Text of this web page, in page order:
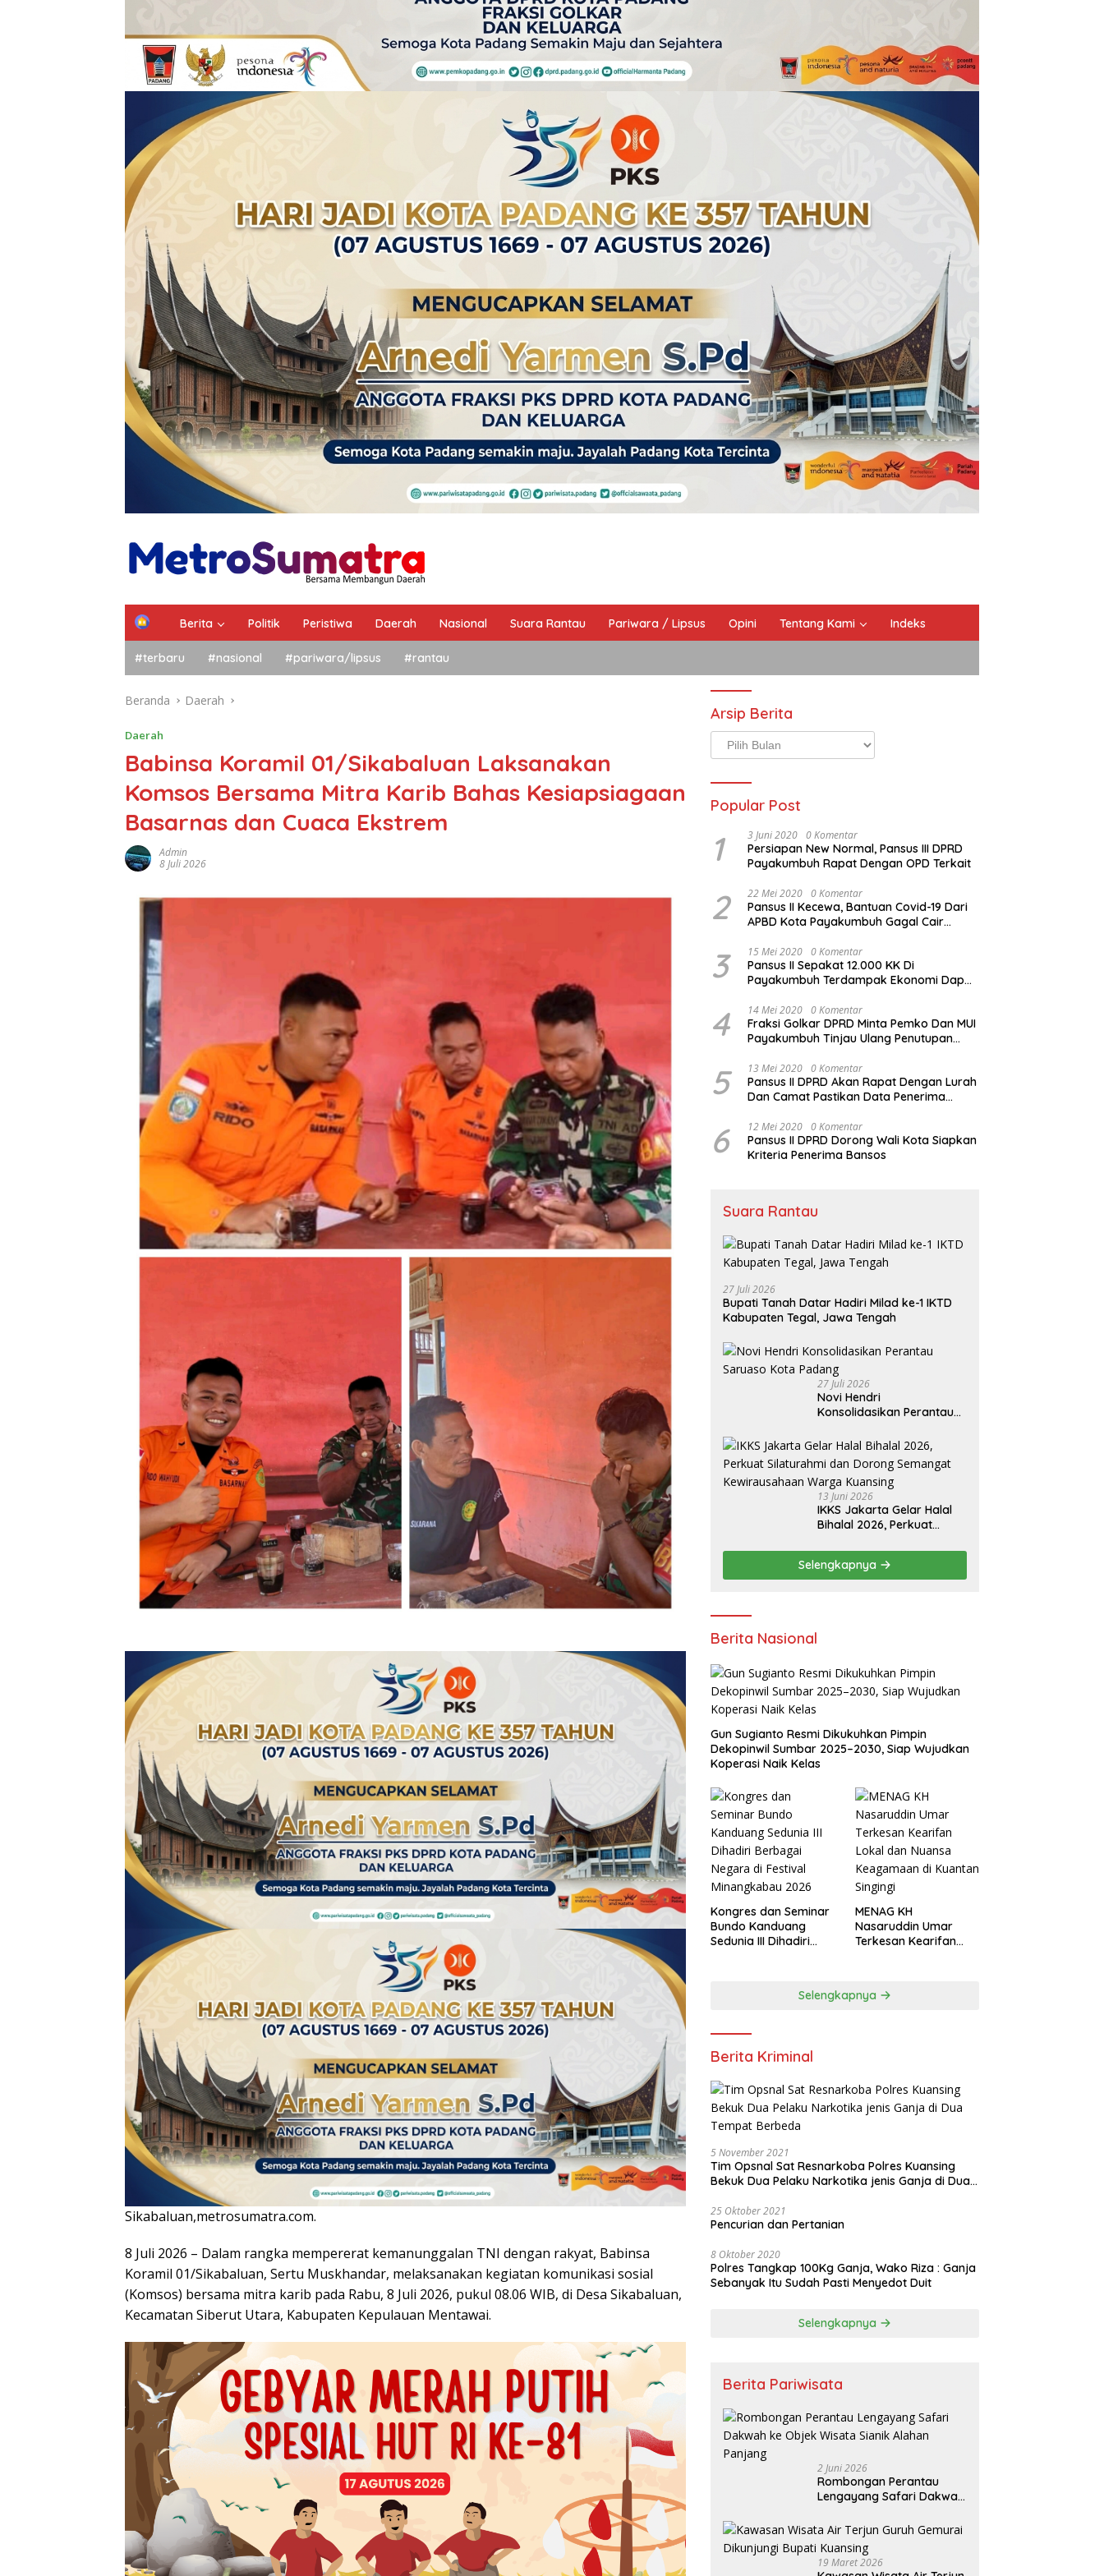
Berita Politik Peristiwa Daerah Nasional Suara Rantau Pariwara / Lipsus Opini Tentang Kami Indeks
#terbaru #nasional #pariwara/lipsus #rantau
Beranda Daerah
Daerah
Babinsa Koramil 01/Sikabaluan Laksanakan
Komsos Bersama Mitra Karib Bahas Kesiapsiagaan
Basarnas dan Cuaca Ekstrem
Admin
8 Juli 2026
Sikabaluan,metrosumatra.com.
8 Juli 2026 – Dalam rangka mempererat kemanunggalan TNI dengan rakyat, Babinsa
Koramil 01/Sikabaluan, Sertu Muskhandar, melaksanakan kegiatan komunikasi sosial
(Komsos) bersama mitra karib pada Rabu, 8 Juli 2026, pukul 08.06 WIB, di Desa Sikabaluan,
Kecamatan Siberut Utara, Kabupaten Kepulauan Mentawai.
Arsip Berita
Arsip
Berita
Popular Post
1 3 Juni 2020 0 Komentar
Persiapan New Normal, Pansus III DPRD
Payakumbuh Rapat Dengan OPD Terkait
2 22 Mei 2020 0 Komentar
Pansus II Kecewa, Bantuan Covid-19 Dari
APBD Kota Payakumbuh Gagal Cair
3 15 Mei 2020 0 Komentar
Pansus II Sepakat 12.000 KK Di
Payakumbuh Terdampak Ekonomi Dapat
4 14 Mei 2020 0 Komentar
Fraksi Golkar DPRD Minta Pemko Dan MUI
Payakumbuh Tinjau Ulang Penutupan
5 13 Mei 2020 0 Komentar
Pansus II DPRD Akan Rapat Dengan Lurah
Dan Camat Pastikan Data Penerima
6 12 Mei 2020 0 Komentar
Pansus II DPRD Dorong Wali Kota Siapkan
Kriteria Penerima Bansos
Suara Rantau
27 Juli 2026
Bupati Tanah Datar Hadiri Milad ke-1 IKTD
Kabupaten Tegal, Jawa Tengah
27 Juli 2026
Novi Hendri
Konsolidasikan Perantau
13 Juni 2026
IKKS Jakarta Gelar Halal
Bihalal 2026, Perkuat
Semangat Kewirausahaan
Warga Kuansing
Selengkapnya
Berita Nasional
Gun Sugianto Resmi Dikukuhkan Pimpin
Dekopinwil Sumbar 2025–2030, Siap Wujudkan
Koperasi Naik Kelas
Kongres dan Seminar
Bundo Kanduang
Sedunia III Dihadiri
MENAG KH
Nasaruddin Umar
Terkesan Kearifan
Selengkapnya
Berita Kriminal
5 November 2021
Tim Opsnal Sat Resnarkoba Polres Kuansing
Bekuk Dua Pelaku Narkotika jenis Ganja di Dua
25 Oktober 2021
Pencurian dan Pertanian
8 Oktober 2020
Polres Tangkap 100Kg Ganja, Wako Riza : Ganja
Sebanyak Itu Sudah Pasti Menyedot Duit
Selengkapnya
Berita Pariwisata
2 Juni 2026
Rombongan Perantau
Lengayang Safari Dakwah
Alahan Panjang
19 Maret 2026